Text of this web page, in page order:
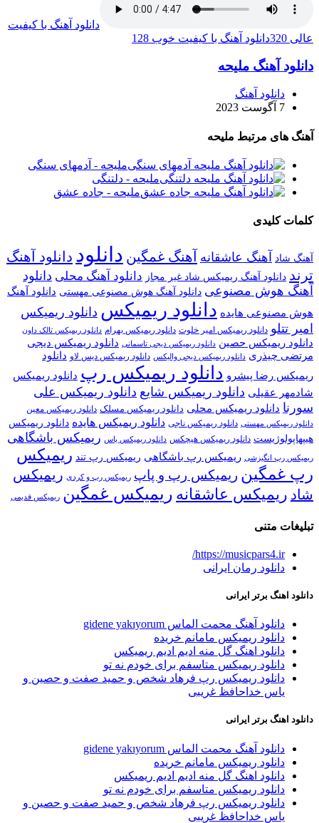
دانلود آهنگ با کیفیت
عالی 320
دانلود آهنگ با کیفیت خوب 128
دانلود آهنگ ملیحه
دانلود آهنگ
7 آگوست 2023
آهنگ های مرتبط ملیحه
ملیحه - آدمهای سنگی
ملیحه - دلتنگی
ملیحه - جاده عشق
کلمات کلیدی
آهنگ شاد آهنگ عاشقانه آهنگ غمگین دانلود دانلود آهنگ
ترند دانلود آهنگ ریمیکس شاد غیر مجاز دانلود آهنگ محلی دانلود
آهنگ هوش مصنوعی دانلود آهنگ هوش مصنوعی مهستی دانلود آهنگ
هوش مصنوعی هایده دانلود ریمیکس دانلود ریمیکس
امیر تتلو دانلود ریمیکس امیر خلوت دانلود ریمیکس بهرام دانلود ریمیکس تالک داون
دانلود ریمیکس حصین دانلود ریمیکس دیجی تاسمانی دانلود ریمیکس دیجی
مرتضی چیذری دانلود ریمیکس دیجی والیکس دانلود ریمیکس دیس لاو دانلود
ریمیکس رضا پیشرو دانلود ریمیکس رپ دانلود ریمیکس
شادمهر عقیلی دانلود ریمیکس شایع دانلود ریمیکس علی
سورنا دانلود ریمیکس محلی دانلود ریمیکس مسلک دانلود ریمیکس معین
دانلود ریمیکس مهستی دانلود ریمیکس ناجی دانلود ریمیکس هایده دانلود ریمیکس
هیپهاپولوژیست دانلود ریمیکس هیچکس دانلود ریمیکس یاس ریمیکس باشگاهی
ریمیکس رپ انگیزشی ریمیکس رپ باشگاهی ریمیکس رپ تند ریمیکس
رپ غمگین ریمیکس رپ و پاپ ریمیکس رپ و کردی ریمیکس
شاد ریمیکس عاشقانه ریمیکس غمگین ریمیکس قدیمی
تبلیغات متنی
https://musicpars4.ir/
دانلود رمان ایرانی
دانلود اهنگ برتر ایرانی
دانلود آهنگ محمت الماس gidene yakıyorum
دانلود ریمیکس مامانم خریده
دانلود اهنگ گل منه ادیم ادیم ریمیکس
دانلود ریمیکس متاسفم برای خودم نه تو
دانلود ریمیکس رپ فرهاد شخص و حمید صفت و حصین و
یاس خداحافظ غریبی
دانلود اهنگ برتر ایرانی
دانلود آهنگ محمت الماس gidene yakıyorum
دانلود ریمیکس مامانم خریده
دانلود اهنگ گل منه ادیم ادیم ریمیکس
دانلود ریمیکس متاسفم برای خودم نه تو
دانلود ریمیکس رپ فرهاد شخص و حمید صفت و حصین و
یاس خداحافظ غریبی